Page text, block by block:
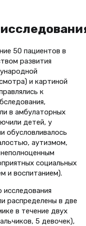
50 пациентов в
развития
и картиной
к
в амбулаторных
детей, у
обусловливалось
аутизмом,
социальных
и воспитанием).
распределены в две
в течение двух
5 девочек),